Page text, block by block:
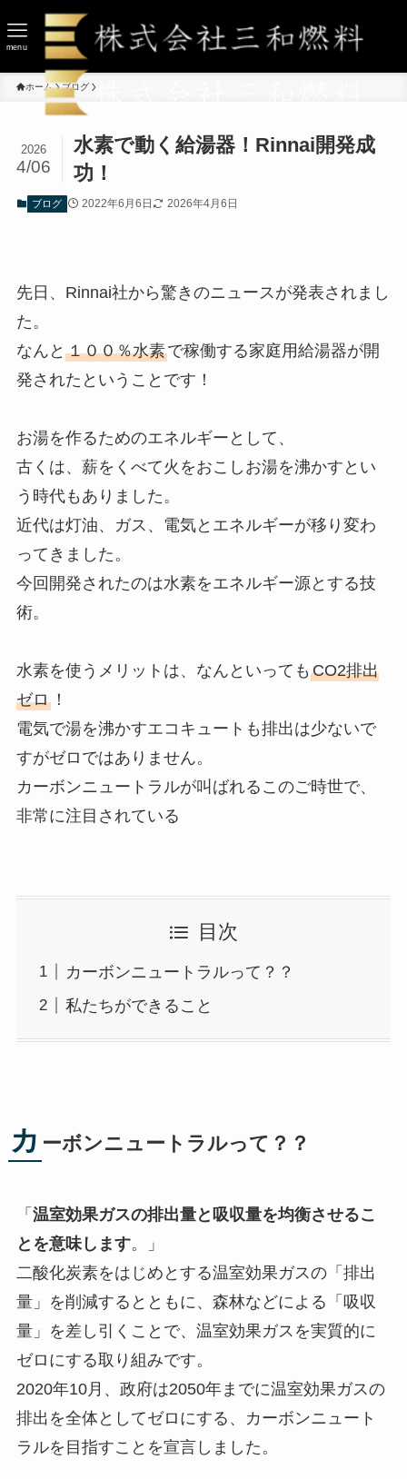
menu
ホーム ブログ
水素で動く給湯器！Rinnai開発成
功！
2026
4/06
ブログ 2022年6月6日 2026年4月6日
先日、Rinnai社から驚きのニュースが発表されまし
た。
なんと １００％水素で稼働する家庭用給湯器が開
発されたということです！
お湯を作るためのエネルギーとして、
古くは、薪をくべて火をおこしお湯を沸かすとい
う時代もありました。
近代は灯油、ガス、電気とエネルギーが移り変わ
ってきました。
今回開発されたのは水素をエネルギー源とする技
術。
水素を使うメリットは、なんといっても CO2排出
ゼロ！
電気で湯を沸かすエコキュートも排出は少ないで
すがゼロではありません。
カーボンニュートラルが叫ばれるこのご時世で、
非常に注目されている
目次
カーボンニュートラルって？？
私たちができること
カ ーボンニュートラルって？？
「 温室効果ガスの排出量と吸収量を均衡させるこ
とを意味します。」
二酸化炭素をはじめとする温室効果ガスの「排出
量」を削減するとともに、森林などによる「吸収
量」を差し引くことで、温室効果ガスを実質的に
ゼロにする取り組みです。
2020年10月、政府は2050年までに温室効果ガスの
排出を全体としてゼロにする、カーボンニュート
ラルを目指すことを宣言しました。